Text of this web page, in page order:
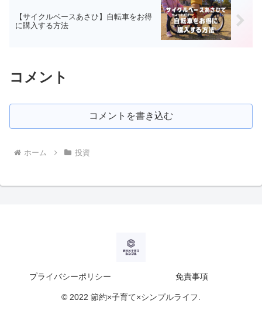
【サイクルベースあさひ】自転車をお得
に購入する方法
コメント
コメントを書き込む
ホーム 投資
プライバシーポリシー 免責事項
© 2022 節約×子育て×シンプルライフ.